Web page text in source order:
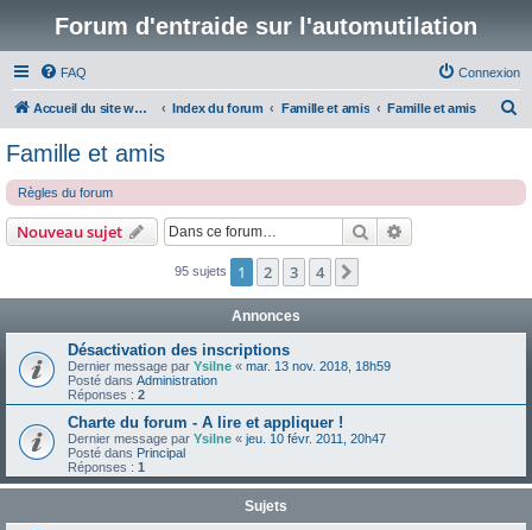
Forum d'entraide sur l'automutilation
FAQ Connexion
Accueil du site www.automutilations.info Index du forum Famille et amis Famille et amis
e
Famille et amis
Règles du forum
Nouveau sujet Rechercher
95 sujets 1 2 3 4
Annonces
Désactivation des inscriptions
Dernier message par Ysilne « mar. 13 nov. 2018, 18h59
Posté dans Administration
Réponses : 2
Charte du forum - A lire et appliquer !
Dernier message par Ysilne « jeu. 10 févr. 2011, 20h47
Posté dans Principal
Réponses : 1
Sujets